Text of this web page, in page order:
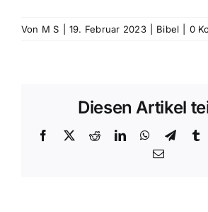
Von M S 19. Februar 2023 Bibel 0
Diesen Artikel
Facebook
X RedditLinkedInWhatsApp
E-